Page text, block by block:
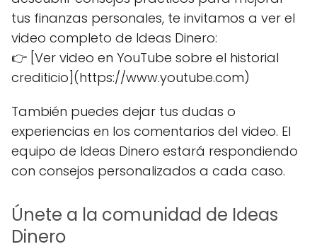
tus finanzas personales, te invitamos a ver el
video completo de Ideas Dinero:
👉 [Ver video en YouTube sobre el historial
crediticio](https://www.youtube.com)
También puedes dejar tus dudas o
experiencias en los comentarios del video. El
equipo de Ideas Dinero estará respondiendo
con consejos personalizados a cada caso.
Únete a la comunidad de Ideas
Dinero